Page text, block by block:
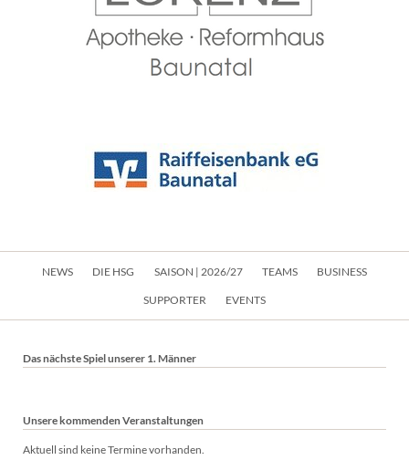
NEWS DIE HSG SAISON | 2026/27 TEAMS BUSINESS
SUPPORTER EVENTS
Das nächste Spiel unserer 1. Männer
Unsere kommenden Veranstaltungen
Aktuell sind keine Termine vorhanden.